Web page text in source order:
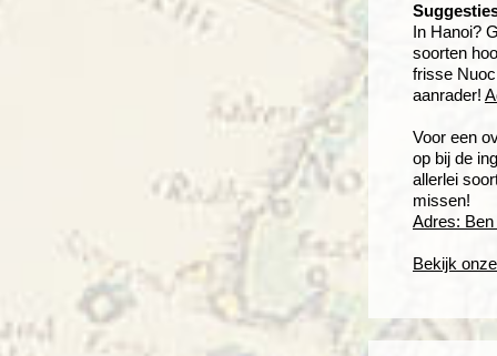
In Hanoi?
soorten
frisse
aanrader!
Voor een
op bij de
allerlei
missen!
Adres:
Bekijk